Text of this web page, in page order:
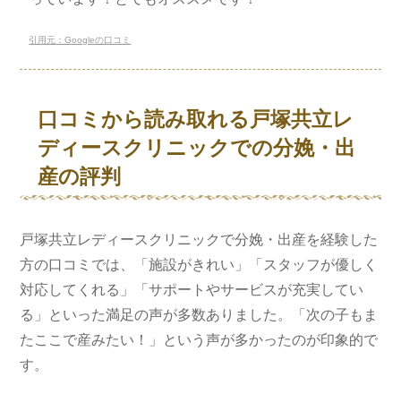
引用元：Googleの口コミ
口コミから読み取れる戸塚共立レ
ディースクリニックでの分娩・出
産の評判
戸塚共立レディースクリニックで分娩・出産を経験した
方の口コミでは、「施設がきれい」「スタッフが優しく
対応してくれる」「サポートやサービスが充実してい
る」といった満足の声が多数ありました。「次の子もま
たここで産みたい！」という声が多かったのが印象的で
す。